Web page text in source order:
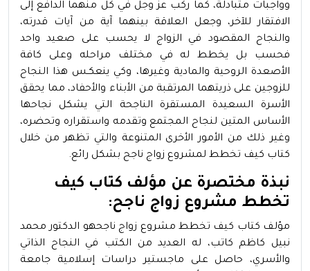
وواجبات متبادلة، كما ركب عز وجل في كل منهما الدافع إلى
الافتقار للآخر، وجعل العلاقة بينهما آية من آيات قدرته،
والنجاح المقصود في الزواج لا يحسب على صعيد واحد
فحسب بل يخطط له في مختلف مراحله وعلى كافة
الأصعدة الروحية والمادية وغيرها، وكي ينعكـس هذا النجاح
للزوجين على ذريتهما المرتقبة من الأبناء والأحفاد، مما يحقق
الأسرة السعيدة المستقرة الناجحة التي يشكل نجاحها
الأساس المتين لنجاح المجتمع وتقدمه واستقراره وتحضره،
وغير ذلك من الأمور الأخرى المتنوعة والتي تظهر من خلال
كتاب كيف تخطط لمشروع زواج ناجح بشكل رائع.
نبذة مختصرة عن مؤلف كتاب كيف
تخطط مشروع زواج ناجح:
مؤلف كتاب كيف تخطط مشروع زواج ناجحهو الدكتور محمد
نبيل كاظم كاتب، له العديد من الكتب في النجاح الذاتي
والأسري، حاصل على ماجستير دراسات إسلامية جامعة